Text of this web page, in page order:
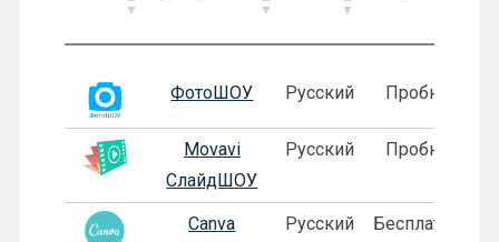
Лого Программа Язык Лицензия
ФотоШОУ Русский Пробная
Movavi
СлайдШОУ
Русский Пробная
Canva Русский Бесплатная